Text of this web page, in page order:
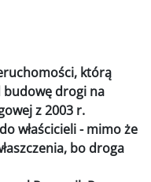
którą
budowę drogi na
z 2003 r.
właścicieli - mimo że
bo droga